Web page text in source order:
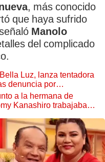
, más conocido
que haya sufrido
Manolo
del complicado
Luz, lanza tentadora
denuncia por
a la hermana de
Kanashiro trabajaba: